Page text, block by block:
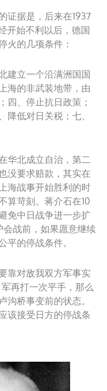
证据是，后来在1937
开始不利以后，德国
火的几项条件：
建立一个沿满洲国国
海的非武装地带，由
四、停止抗日政策；
降低对日关税；七、
华北成立自治，第二
没要求赔款，其实在
海战事开始胜利的时
算苛刻。蒋介石在10
免中日战争进一步扩
战前，如果愿意继续
平的停战条件。
靠对敌我双方军事实
再打一次平手，那么
沟桥事变前的状态。
该接受日方的停战条